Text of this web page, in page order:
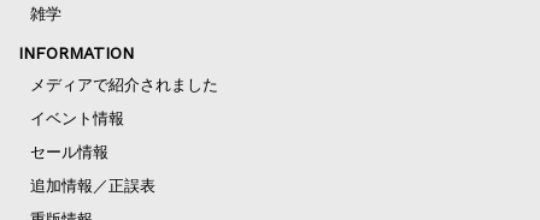
雑学
INFORMATION
メディアで紹介されました
イベント情報
セール情報
追加情報／正誤表